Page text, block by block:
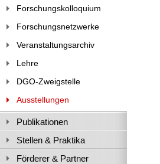
Forschungskolloquium
Forschungsnetzwerke
Veranstaltungsarchiv
Lehre
DGO-Zweigstelle
Ausstellungen
Publikationen
Stellen & Praktika
Förderer & Partner